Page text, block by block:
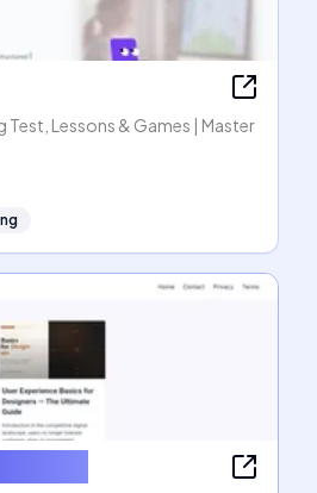
Test, Lessons & Games | Master